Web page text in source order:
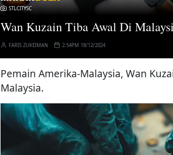
STLCITYSC
Wan Kuzain Tiba Awal Di
FARIS ZUKEIMAN 2:54PM 18/12/2024
Pemain Amerika-Malaysia, Wan
Malaysia.